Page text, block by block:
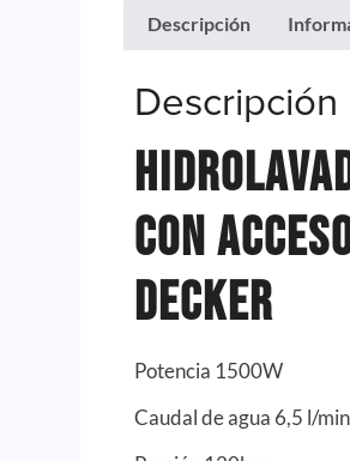
Descripción
Descripción
con
Decker
Potencia 1500W
Caudal de agua 6,5 l/